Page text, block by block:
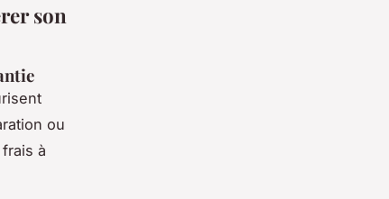
son
ou
à